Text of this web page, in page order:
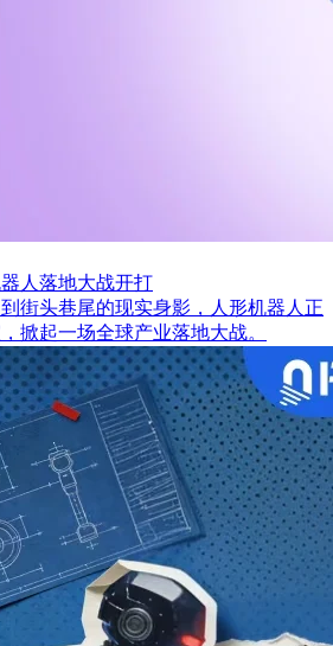
人落地大战开打
街头巷尾的现实身影，人形机器人正
掀起一场全球产业落地大战。